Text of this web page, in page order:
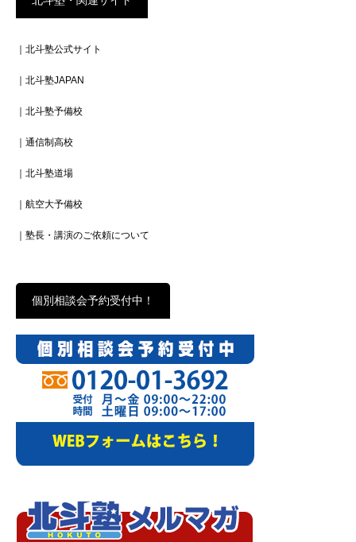
｜北斗塾公式サイト
｜北斗塾JAPAN
｜北斗塾予備校
｜通信制高校
｜北斗塾道場
｜航空大予備校
｜塾長・講演のご依頼について
個別相談会予約受付中！